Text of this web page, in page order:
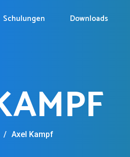
Schulungen Downloads
/ Axel Kampf